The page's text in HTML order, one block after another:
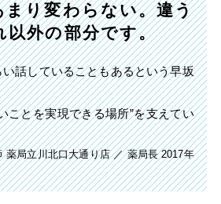
まり変わらない。違う
以外の部分です。
話していることもあるという早坂
ことを実現できる場所”を支えてい
薬局立川北口大通り店 ／ 薬局長2017年